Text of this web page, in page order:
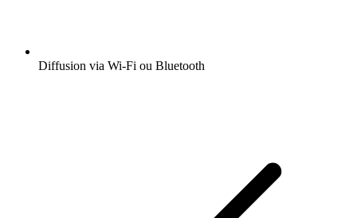
Diffusion via Wi-Fi ou Bluetooth